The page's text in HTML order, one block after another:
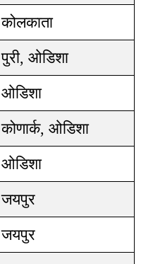
कोलकाता
पुरी, ओडिशा
ओडिशा
कोणार्क, ओडिशा
ओडिशा
जयपुर
जयपुर